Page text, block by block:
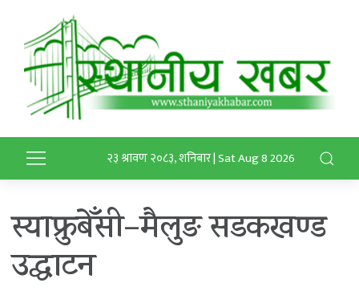
२३ श्रावण २०८३, शनिबार | Sat Aug 8 2026
स्याफ्रुबेँसी–मैलुङ सडकखण्ड
उद्घाटन